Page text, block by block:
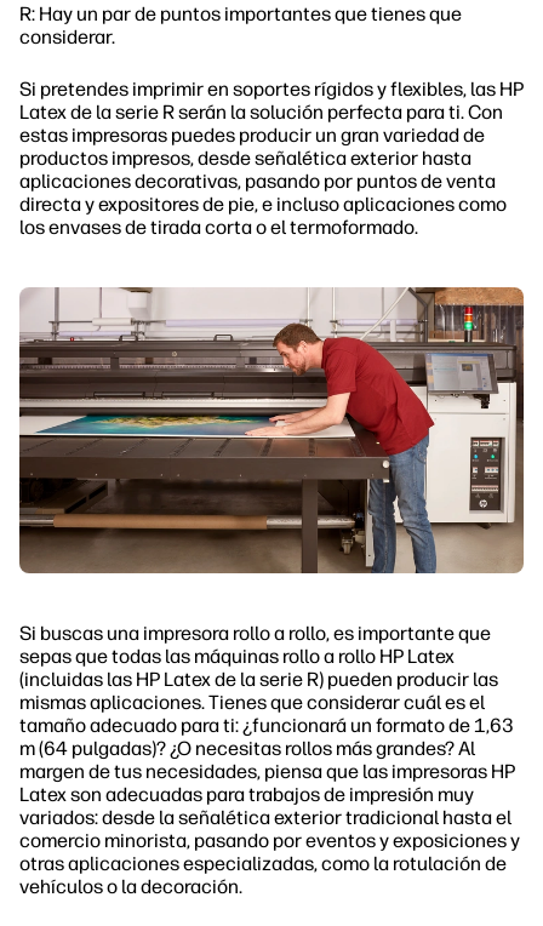
R: Hay un par de puntos importantes que tienes que
considerar.
Si pretendes imprimir en soportes rígidos y flexibles, las HP
Latex de la serie R serán la solución perfecta para ti. Con
estas impresoras puedes producir un gran variedad de
productos impresos, desde señalética exterior hasta
aplicaciones decorativas, pasando por puntos de venta
directa y expositores de pie, e incluso aplicaciones como
los envases de tirada corta o el termoformado.
Si buscas una impresora rollo a rollo, es importante que
sepas que todas las máquinas rollo a rollo HP Latex
(incluidas las HP Latex de la serie R) pueden producir las
mismas aplicaciones. Tienes que considerar cuál es el
tamaño adecuado para ti: ¿funcionará un formato de 1,63
m (64 pulgadas)? ¿O necesitas rollos más grandes? Al
margen de tus necesidades, piensa que las impresoras HP
Latex son adecuadas para trabajos de impresión muy
variados: desde la señalética exterior tradicional hasta el
comercio minorista, pasando por eventos y exposiciones y
otras aplicaciones especializadas, como la rotulación de
vehículos o la decoración.